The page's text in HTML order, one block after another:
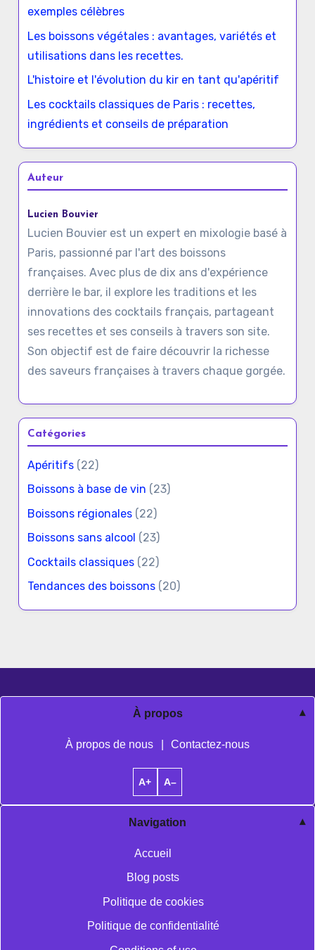
exemples célèbres
Les boissons végétales : avantages, variétés et
utilisations dans les recettes.
L'histoire et l'évolution du kir en tant qu'apéritif
Les cocktails classiques de Paris : recettes,
ingrédients et conseils de préparation
Auteur
Lucien Bouvier
Lucien Bouvier est un expert en mixologie basé à
Paris, passionné par l'art des boissons
françaises. Avec plus de dix ans d'expérience
derrière le bar, il explore les traditions et les
innovations des cocktails français, partageant
ses recettes et ses conseils à travers son site.
Son objectif est de faire découvrir la richesse
des saveurs françaises à travers chaque gorgée.
Catégories
Apéritifs (22)
Boissons à base de vin (23)
Boissons régionales (22)
Boissons sans alcool (23)
Cocktails classiques (22)
Tendances des boissons (20)
À propos
À propos de nous Contactez-nous
A+ A–
Navigation
Accueil
Blog posts
Politique de cookies
Politique de confidentialité